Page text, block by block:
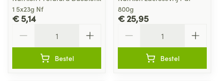
1 5x23g Nf
€ 5,14
Bestel
800g
€ 25,95
Bestel